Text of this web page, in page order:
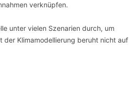
verknüpfen.
unter vielen Szenarien durch, um
der Klimamodellierung beruht nicht auf